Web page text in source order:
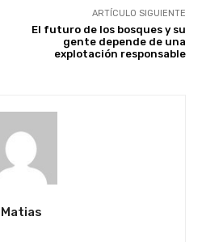
ARTÍCULO SIGUIENTE
El futuro de los bosques y su
gente depende de una
explotación responsable
Matias